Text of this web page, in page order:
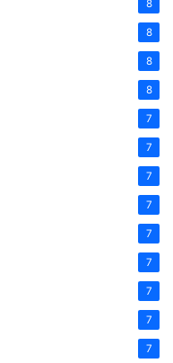
8
8
8
8
7
7
7
7
7
7
7
7
7